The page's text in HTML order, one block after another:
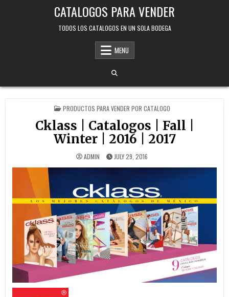
CATALOGOS PARA VENDER
TODOS LOS CATALOGOS EN UN SOLA BODEGA
MENU
POSTED
IN
PRODUCTOS PARA VENDER POR CATALOGO
Cklass | Catalogos | Fall |
Winter | 2016 | 2017
ADMIN JULY 29, 2016